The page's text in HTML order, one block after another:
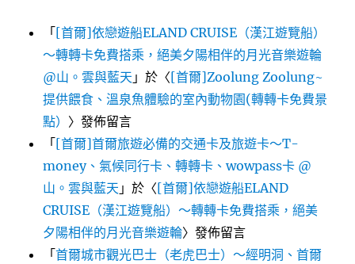
「[首爾]依戀遊船ELAND CRUISE（漢江遊覽船）
～轉轉卡免費搭乘，絕美夕陽相伴的月光音樂遊輪
@山。雲與藍天 」於〈[首爾]Zoolung Zoolung~
提供餵食、溫泉魚體驗的室內動物園(轉轉卡免費景
點） 〉發佈留言
「[首爾]首爾旅遊必備的交通卡及旅遊卡～T-
money、氣候同行卡、轉轉卡、wowpass卡 @
山。雲與藍天 」於〈[首爾]依戀遊船ELAND
CRUISE（漢江遊覽船）～轉轉卡免費搭乘，絕美
夕陽相伴的月光音樂遊輪〉發佈留言
「首爾城市觀光巴士（老虎巴士）～經明洞、首爾